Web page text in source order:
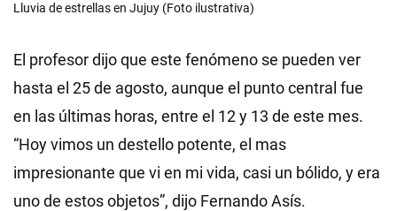
Lluvia de estrellas en Jujuy (Foto ilustrativa)
El profesor dijo que este fenómeno se pueden ver
hasta el 25 de agosto, aunque el punto central fue
en las últimas horas, entre el 12 y 13 de este mes.
“Hoy vimos un destello potente, el mas
impresionante que vi en mi vida, casi un bólido, y era
uno de estos objetos”, dijo Fernando Asís.